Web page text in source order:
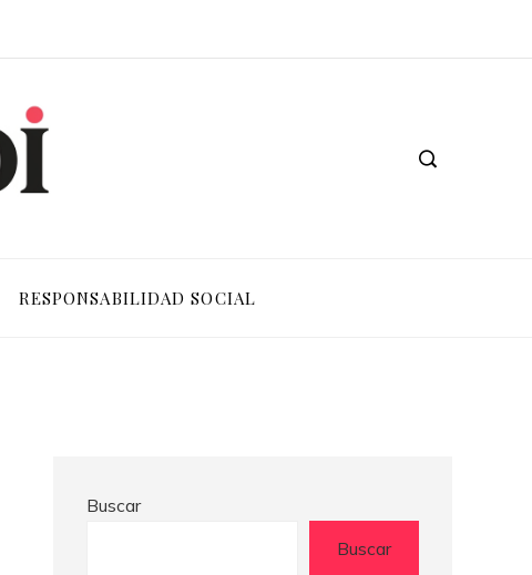
RESPONSABILIDAD SOCIAL
Buscar
Buscar